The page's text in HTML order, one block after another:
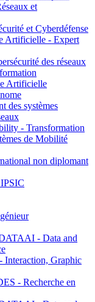
et
et Cyberdéfense
Artificielle - Expert
des réseaux
Artificielle
des systèmes
- Transformation
de Mobilité
non diplomant
- Data and
Graphic
- Recherche en